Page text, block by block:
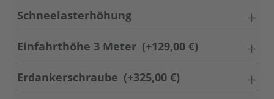
Schneelasterhöhung
Einfahrthöhe 3 Meter (+129,00 €)
Erdankerschraube (+325,00 €)